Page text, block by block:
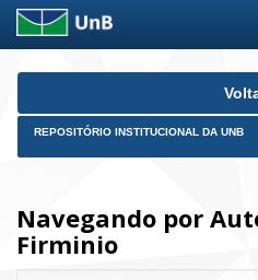
Skip
REPOSITÓRIO INSTITUCIONAL DA UNB
Navegando por
Firminio